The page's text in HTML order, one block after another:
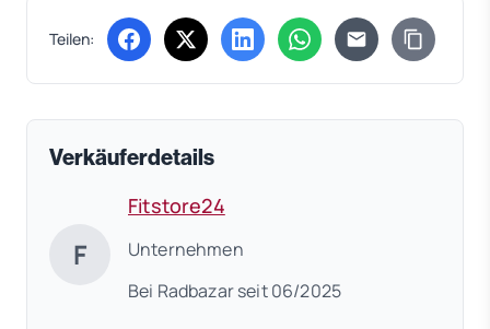
Teilen: (öffnet in neuem Tab)
(öffnet in neuem Tab)
(öffnet in neuem Tab)
(öffnet in neuem Tab)
Verkäuferdetails
F
Fitstore24
Unternehmen
Bei Radbazar seit 06/2025